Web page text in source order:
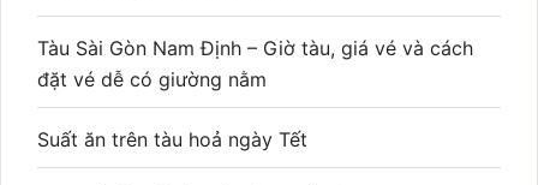
Tàu Sài Gòn Nam Định – Giờ tàu, giá vé và cách
đặt vé dễ có giường nằm
Suất ăn trên tàu hoả ngày Tết